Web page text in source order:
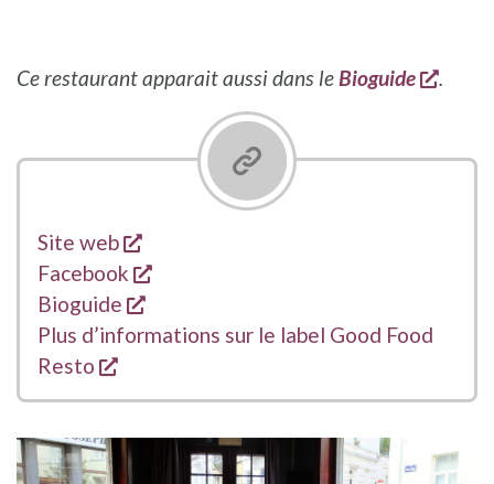
Ce restaurant apparait aussi dans leBioguide .
Liens
Site web
s'ouvre dans une nouvelle fenêtre
Facebook
s'ouvre dans une nouvelle fenêtre
Bioguide
s'ouvre dans une nouvelle fenêtre
Plus d’informations sur le label Good Food
Resto
s'ouvre dans une nouvelle fenêtre